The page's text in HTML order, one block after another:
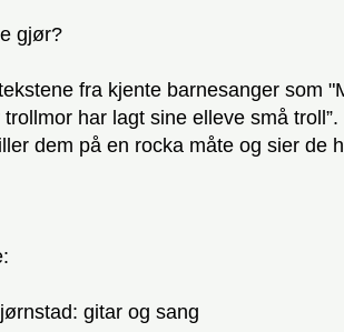
gjør?
fra kjente barnesanger som
trollmor har lagt sine elleve små
dem på en rocka måte og sier de
gitar og sang